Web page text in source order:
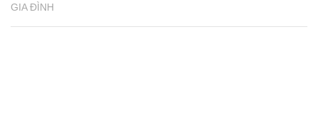
GIA ĐÌNH